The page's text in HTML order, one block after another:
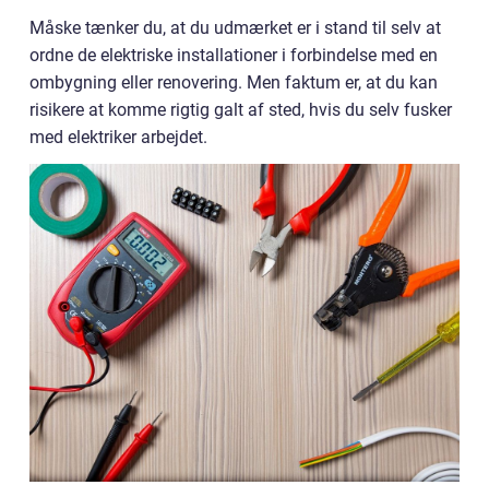
Måske tænker du, at du udmærket er i stand til selv at
ordne de elektriske installationer i forbindelse med en
ombygning eller renovering. Men faktum er, at du kan
risikere at komme rigtig galt af sted, hvis du selv fusker
med elektriker arbejdet.